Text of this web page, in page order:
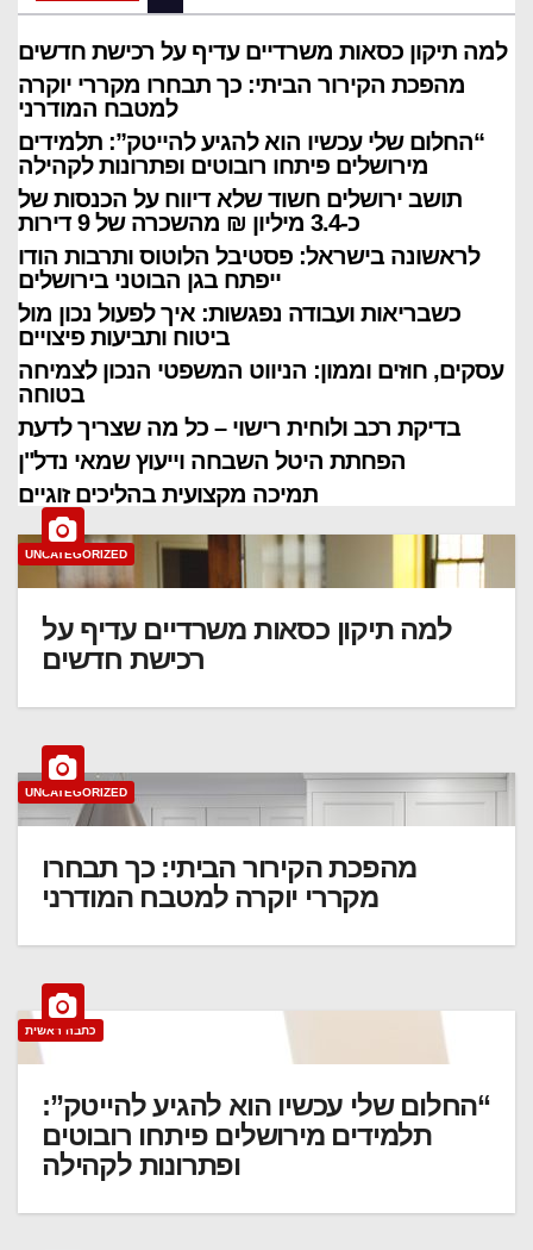
למה תיקון כסאות משרדיים עדיף על רכישת חדשים
מהפכת הקירור הביתי: כך תבחרו מקררי יוקרה
למטבח המודרני
“החלום שלי עכשיו הוא להגיע להייטק”: תלמידים
מירושלים פיתחו רובוטים ופתרונות לקהילה
תושב ירושלים חשוד שלא דיווח על הכנסות של
כ-3.4 מיליון ₪ מהשכרה של 9 דירות
לראשונה בישראל: פסטיבל הלוטוס ותרבות הודו
ייפתח בגן הבוטני בירושלים
כשבריאות ועבודה נפגשות: איך לפעול נכון מול
ביטוח ותביעות פיצויים
עסקים, חוזים וממון: הניווט המשפטי הנכון לצמיחה
בטוחה
בדיקת רכב ולוחית רישוי – כל מה שצריך לדעת
הפחתת היטל השבחה וייעוץ שמאי נדל"ן
תמיכה מקצועית בהליכים זוגיים
כתבה ראשית
“החלום שלי עכשיו הוא להגיע להייטק”:
תלמידים מירושלים פיתחו רובוטים
ופתרונות לקהילה
UNCATEGORIZED
למה תיקון כסאות משרדיים עדיף על
רכישת חדשים
UNCATEGORIZED
מהפכת הקירור הביתי: כך תבחרו
מקררי יוקרה למטבח המודרני
כתבה ראשית
“החלום שלי עכשיו הוא להגיע להייטק”:
תלמידים מירושלים פיתחו רובוטים
ופתרונות לקהילה